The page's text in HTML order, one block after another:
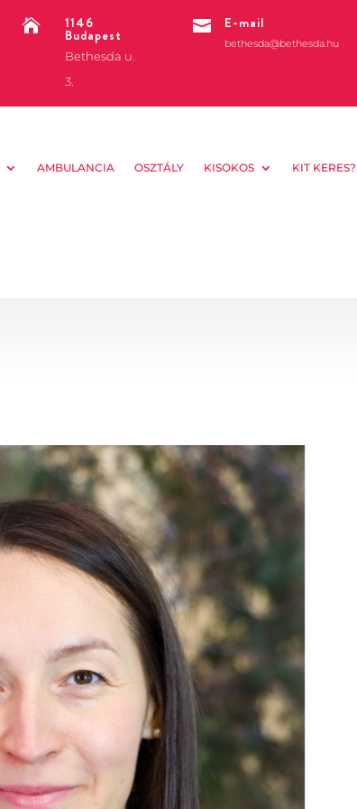
 1146
Budapest
Bethesda u.
3.
 E-mail
bethesda@bethesda.hu
AMBULANCIA OSZTÁLY KISOKOS KIT KERES?